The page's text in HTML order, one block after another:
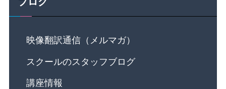
映像翻訳通信（メルマガ）
スクールのスタッフブログ
講座情報